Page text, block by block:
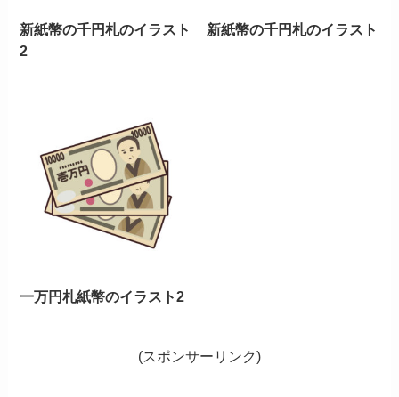
新紙幣の千円札のイラスト
2
新紙幣の千円札のイラスト
一万円札紙幣のイラスト2
(スポンサーリンク)